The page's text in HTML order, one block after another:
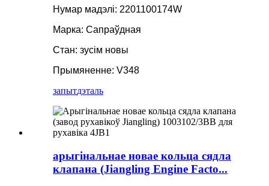
Нумар мадэлі: 2201100174W
Марка: Сапраўдная
Стан: зусім новы
Прымяненне: V348
запытдэталь
арыгінальнае новае кольца сядла
клапана (Jiangling Engine Facto...